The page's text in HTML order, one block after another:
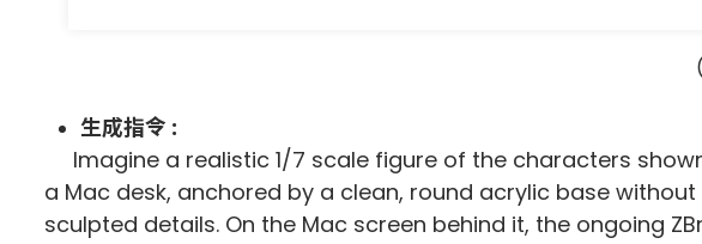
生成指令 :
Imagine a realistic 1/7 scale figure of the characters
a Mac desk, anchored by a clean, round acrylic base
sculpted details. On the Mac screen behind it, the ongoing